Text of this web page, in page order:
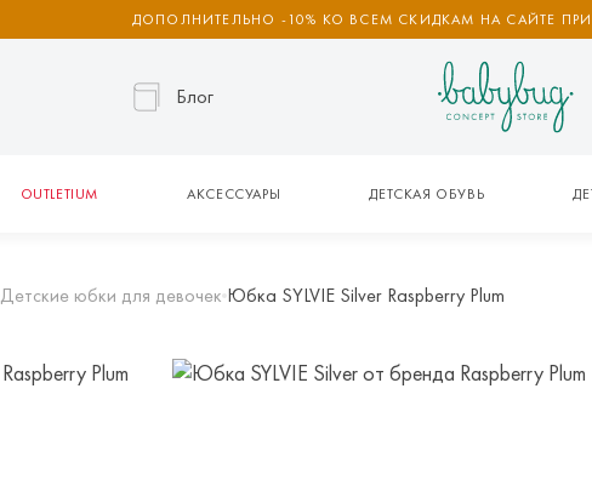
ДОПОЛНИТЕЛЬНО -10% КО ВСЕМ СКИДКАМ НА САЙТЕ ПРИ
Блог
OUTLETIUM АКСЕССУАРЫ ДЕТСКАЯ ОБУВЬ
Детские юбки для девочек Юбка SYLVIE Silver Raspberry Plum